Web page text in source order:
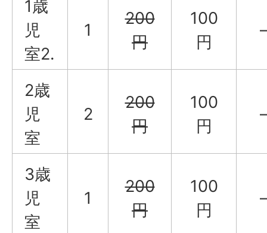
1歳
児
室2.
1
200
円
100
円
2歳
児
室
2
200
円
100
円
3歳
児
室
1
200
円
100
円